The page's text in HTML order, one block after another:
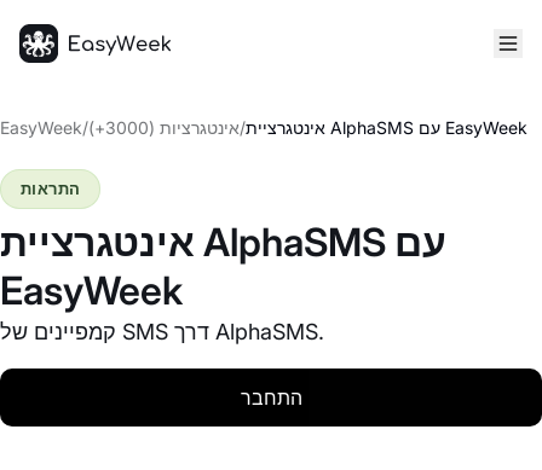
EasyWeek/ אינטגרציות (3000+)/ אינטגרציית AlphaSMS עם EasyWeek
אינטגרציית AlphaSMS עם
EasyWeek
קמפיינים של SMS דרך AlphaSMS.
התראות
התחבר